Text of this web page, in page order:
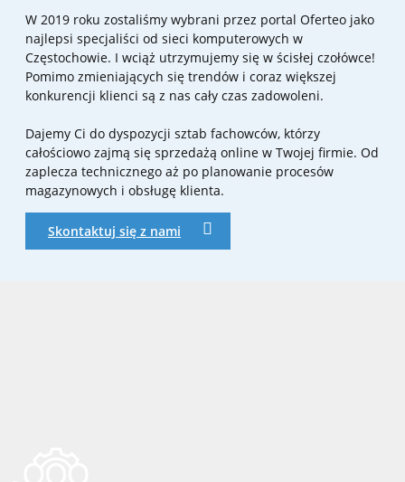
W 2019 roku zostaliśmy wybrani przez portal Oferteo jako
najlepsi specjaliści od sieci komputerowych w
Częstochowie. I wciąż utrzymujemy się w ścisłej czołówce!
Pomimo zmieniających się trendów i coraz większej
konkurencji klienci są z nas cały czas zadowoleni.
Dajemy Ci do dyspozycji sztab fachowców, którzy
całościowo zajmą się sprzedażą online w Twojej firmie. Od
zaplecza technicznego aż po planowanie procesów
magazynowych i obsługę klienta.
Skontaktuj się z nami